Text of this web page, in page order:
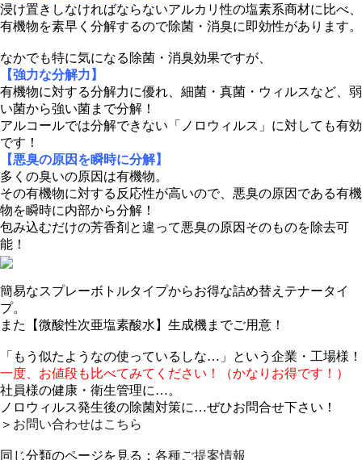
浸け置きしなければならないアルカリ性の塩素系商材に比べ、
有機物を素早く分解するので除菌・消臭に即効性があります。
なかでも特に気になる除菌・消臭効果ですが、
【強力な分解力】
有機物に対する分解力に優れ、細菌・真菌・ウィルスなど、弱
い菌から強い菌まで分解！
アルコールでは分解できない「ノロウィルス」に対しても有効
です！
【悪臭の原因を瞬時に分解】
多くの臭いの原因は有機物。
その有機物に対する反応性が高いので、悪臭の原因である有機
物を瞬時に内部から分解！
包み込むだけの芳香剤と違って悪臭の原因そのものを除去可
能！
簡易なスプレーボトルタイプからお得な詰め替えテナータイ
プ。
また【微酸性次亜塩素酸水】生成機までご用意！
「もう似たようなの使っているしな…」という企業・工場様！
一度、お値段も比べてみてください！（かなりお得です！）
社員様の健康・衛生管理に…。
ノロウィルス発生後の除菌対策に…ぜひお問合せ下さい！
＞ お問い合わせはこちら
同じ分類のページを見る： 各種ご提案情報